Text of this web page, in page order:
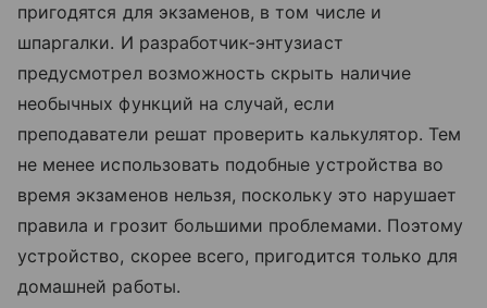
пригодятся для экзаменов, в том числе и
шпаргалки. И разработчик-энтузиаст
предусмотрел возможность скрыть наличие
необычных функций на случай, если
преподаватели решат проверить калькулятор. Тем
не менее использовать подобные устройства во
время экзаменов нельзя, поскольку это нарушает
правила и грозит большими проблемами. Поэтому
устройство, скорее всего, пригодится только для
домашней работы.